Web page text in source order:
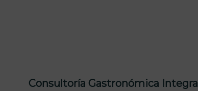
Consultoría Gastronómica Integral